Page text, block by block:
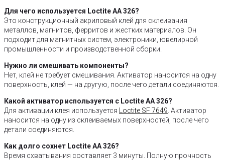
Для чего используется Loctite AA 326?
Это конструкционный акриловый клей для склеивания
металлов, магнитов, ферритов и жестких материалов. Он
подходит для магнитных систем, электроники, ювелирной
промышленности и производственной сборки.
Нужно ли смешивать компоненты?
Нет, клей не требует смешивания. Активатор наносится на одну
поверхность, клей — на другую, после чего детали соединяются.
Какой активатор используется с Loctite AA 326?
Для активации клея используется
Loctite SF 7649 . Активатор
наносится на одну из склеиваемых поверхностей, после чего
детали соединяются.
Как долго сохнет Loctite AA 326?
Время схватывания составляет 3 минуты. Полную прочность